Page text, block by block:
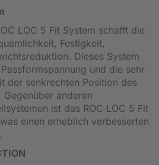
LOC 5 Fit System schafft die
Festigkeit,
Dieses System
und die sehr
der senkrechten Position des
anderen
ist das ROC LOC 5 Fit
einen erheblich verbesserten